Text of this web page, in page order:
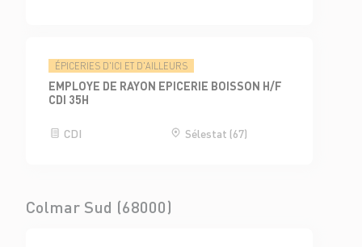
ÉPICERIES D'ICI ET D'AILLEURS
EMPLOYE DE RAYON EPICERIE BOISSON H/F
CDI 35H
CDI Sélestat (67)
Colmar Sud (68000)